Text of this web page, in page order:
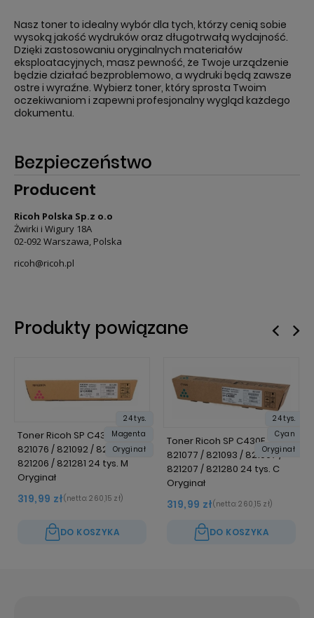
Nasz toner to idealny wybór dla tych, którzy cenią sobie
wysoką jakość wydruków oraz długotrwałą wydajność.
Dzięki zastosowaniu oryginalnych materiałów
eksploatacyjnych, masz pewność, że Twoje urządzenie
będzie działać bezproblemowo, a wydruki będą zawsze
ostre i wyraźne. Wybierz toner, który sprosta Twoim
oczekiwaniom i zapewni profesjonalny wygląd każdego
dokumentu.
Bezpieczeństwo
Producent
Ricoh Polska Sp.z o.o
Żwirki i Wigury 18A
02-092 Warszawa, Polska
ricoh@ricoh.pl
Produkty powiązane
24 tys.
Magenta
Oryginał
Toner Ricoh SP C430E
821076 / 821092 / 821096 /
821206 / 821281 24 tys. M
Oryginał
319,99 zł(netto: 260,15 zł)
DO KOSZYKA
24 tys.
Cyan
Oryginał
Toner Ricoh SP C430E
821077 / 821093 / 821097 /
821207 / 821280 24 tys. C
Oryginał
319,99 zł(netto: 260,15 zł)
DO KOSZYKA